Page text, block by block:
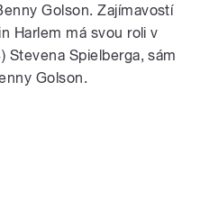
Golson. Zajímavostí
Harlem má svou roli v
Stevena Spielberga, sám
Golson.